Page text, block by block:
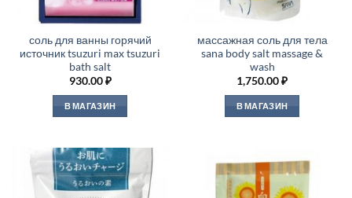
соль для ванны горячий
источник tsuzuri max tsuzuri
bath salt
930.00₽
В МАГАЗИН
массажная соль для тела
sana body salt massage &
wash
1,750.00₽
В МАГАЗИН